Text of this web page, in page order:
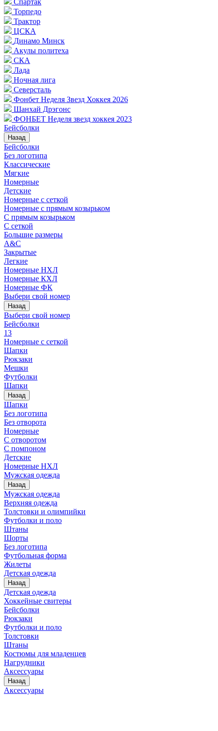
Спартак
Торпедо
Трактор
ЦСКА
Динамо Минск
Акулы политеха
СКА
Лада
Ночная лига
Северсталь
Фонбет Неделя Звезд Хоккея 2026
Шанхай Дрэгонс
ФОНБЕТ Неделя звезд хоккея 2023
Бейсболки
Назад
Бейсболки
Без логотипа
Классические
Мягкие
Номерные
Детские
Номерные с сеткой
Номерные с прямым козырьком
С прямым козырьком
С сеткой
Большие размеры
A&C
Закрытые
Легкие
Номерные НХЛ
Номерные КХЛ
Номерные ФК
Выбери свой номер
Назад
Выбери свой номер
Бейсболки
13
Номерные с сеткой
Шапки
Рюкзаки
Мешки
Футболки
Шапки
Назад
Шапки
Без логотипа
Без отворота
Номерные
С отворотом
С помпоном
Детские
Номерные НХЛ
Мужская одежда
Назад
Мужская одежда
Верхняя одежда
Толстовки и олимпийки
Футболки и поло
Штаны
Шорты
Без логотипа
Футбольная форма
Жилеты
Детская одежда
Назад
Детская одежда
Хоккейные свитеры
Бейсболки
Рюкзаки
Футболки и поло
Толстовки
Штаны
Костюмы для младенцев
Нагрудники
Аксессуары
Назад
Аксессуары